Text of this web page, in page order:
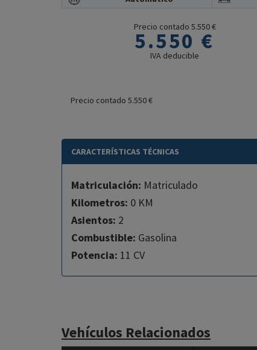
Precio contado 5.550 €
5.550 €
IVA deducible
Precio contado 5.550 €
CARACTERÍSTICAS TÉCNICAS
Matriculación: Matriculado
Kilometros: 0 KM
Asientos: 2
Combustible: Gasolina
Potencia: 11 CV
Vehículos Relacionados